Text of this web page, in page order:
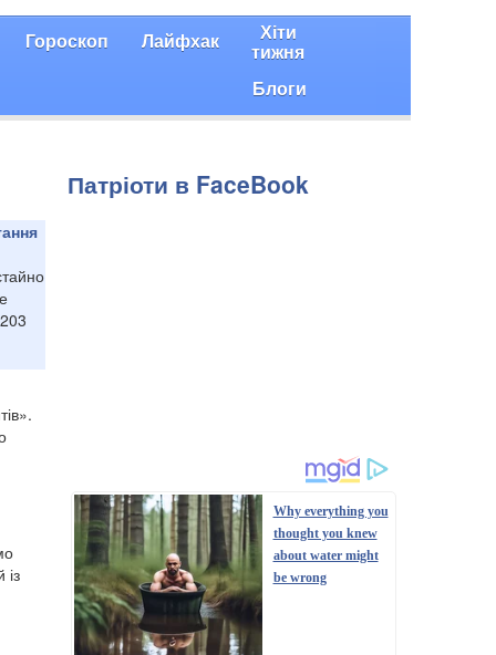
Гороскоп Лайфхак Хіти
тижня
Блоги
Патріоти в FaceBook
Why everything you
thought you knew
about water might
be wrong